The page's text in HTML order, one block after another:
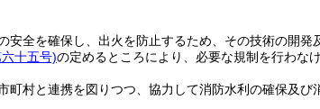
全を確保し、出火を防止するため、その技術の開発
十五号)の定めるところにより、必要な規制を行わな
町村と連携を図りつつ、協力して消防水利の確保及び